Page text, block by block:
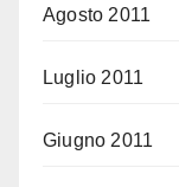
Agosto 2011
Luglio 2011
Giugno 2011